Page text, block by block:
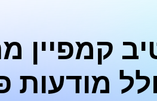
קמפיין